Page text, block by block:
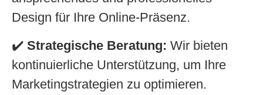
Design für Ihre Online-Präsenz.
✔️ Strategische Beratung: Wir bieten
kontinuierliche Unterstützung, um Ihre
Marketingstrategien zu optimieren.